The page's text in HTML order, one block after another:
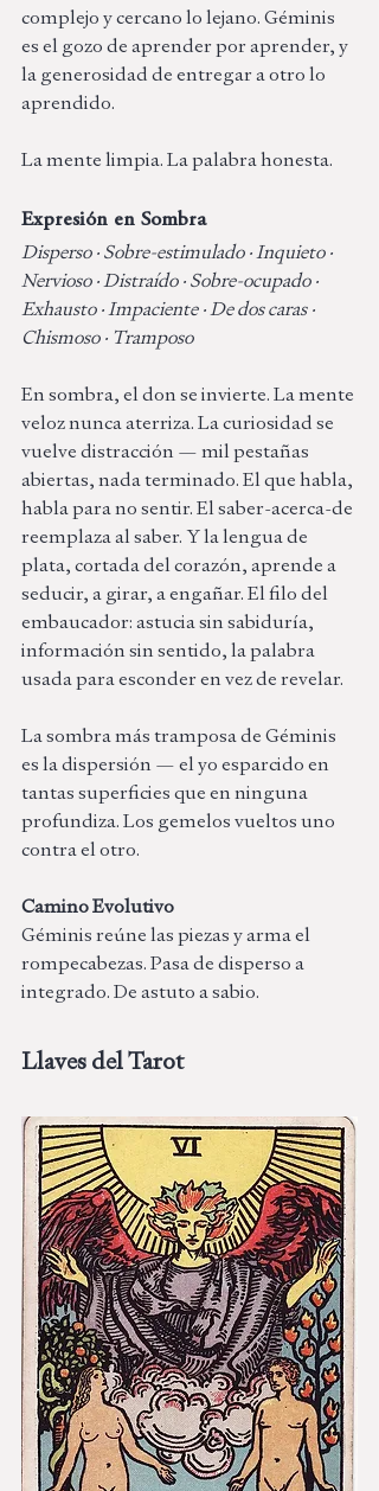
complejo y cercano lo lejano. Géminis
es el gozo de aprender por aprender, y
la generosidad de entregar a otro lo
aprendido.
La mente limpia. La palabra honesta.
Expresión en Sombra
Disperso · Sobre-estimulado · Inquieto ·
Nervioso · Distraído · Sobre-ocupado ·
Exhausto · Impaciente · De dos caras ·
Chismoso · Tramposo
En sombra, el don se invierte. La mente
veloz nunca aterriza. La curiosidad se
vuelve distracción — mil pestañas
abiertas, nada terminado. El que habla,
habla para no sentir. El saber-acerca-de
reemplaza al saber. Y la lengua de
plata, cortada del corazón, aprende a
seducir, a girar, a engañar. El filo del
embaucador: astucia sin sabiduría,
información sin sentido, la palabra
usada para esconder en vez de revelar.
La sombra más tramposa de Géminis
es la dispersión — el yo esparcido en
tantas superficies que en ninguna
profundiza. Los gemelos vueltos uno
contra el otro.
Camino Evolutivo
Géminis reúne las piezas y arma el
rompecabezas. Pasa de disperso a
integrado. De astuto a sabio.
Llaves del Tarot